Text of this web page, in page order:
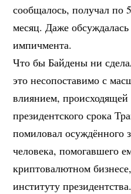
сообщалось, получал по
месяц. Даже
импичмента.
Что бы Байдены ни
это несопоставимо с
влиянием, происходящей
президентского срока
помиловал осуждённого
человека, помогавшего
криптовалютном
институту